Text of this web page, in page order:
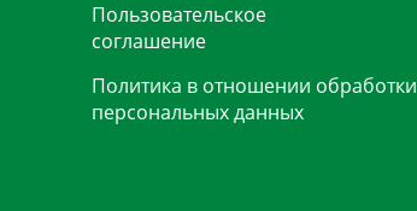
Пользовательское
соглашение
Политика в отношении обработки
персональных данных